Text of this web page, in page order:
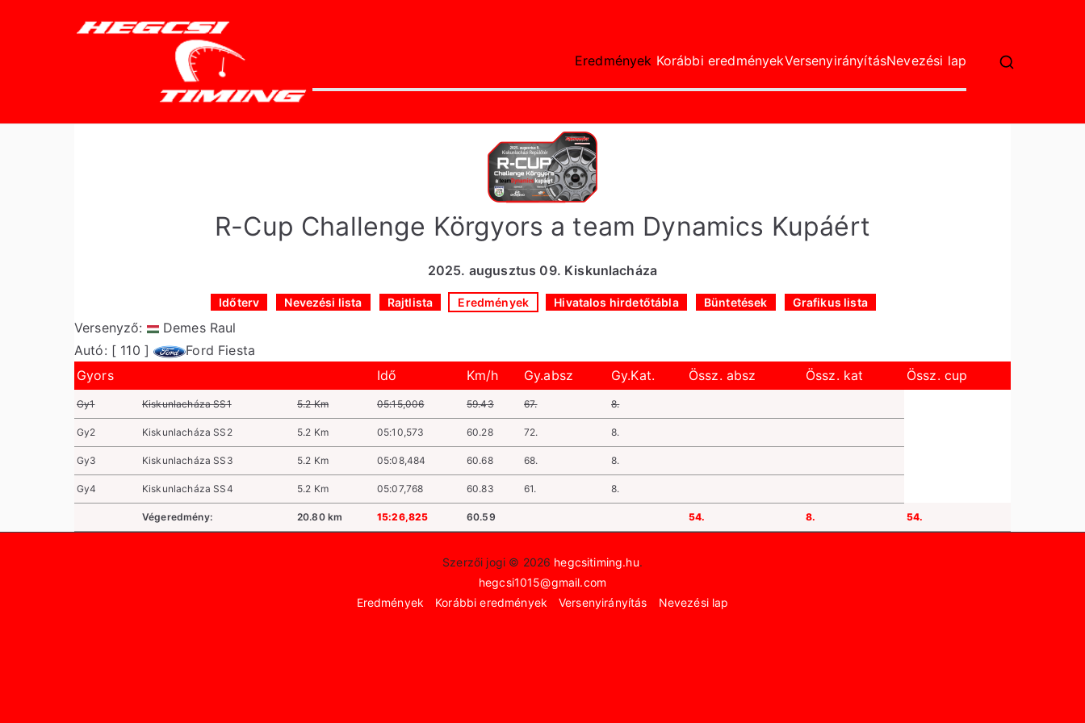
hegcsitiming.hu
Eredmények Korábbi eredményekVersenyirányításNevezési lap
R-Cup Challenge Körgyors a team Dynamics Kupáért
2025. augusztus 09. Kiskunlacháza
Időterv Nevezési lista Rajtlista Eredmények Hivatalos hirdetőtábla Büntetések Grafikus lista
Versenyző:
Demes Raul
Autó: [ 110 ]
Ford Fiesta
Gyors
Idő Km/h Gy.absz Gy.Kat. Össz. absz Össz. kat Össz. cup
Gy1 Kiskunlacháza SS1 5.2 Km 05:15,006 59.43 67. 8.
Gy2 Kiskunlacháza SS2 5.2 Km 05:10,573 60.28 72. 8.
Gy3 Kiskunlacháza SS3 5.2 Km 05:08,484 60.68 68. 8.
Gy4 Kiskunlacháza SS4 5.2 Km 05:07,768 60.83 61. 8.
Végeredmény: 20.80 km 15:26,825 60.59 54. 8. 54.
Szerzői jogi © 2026 hegcsitiming.hu.
hegcsi1015@gmail.com
Eredmények
Korábbi eredmények Versenyirányítás Nevezési lap